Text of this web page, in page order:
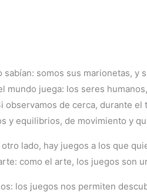
somos sus marionetas,
juega: los seres
de cerca, durante
y equilibrios, de movimiento y
lado, hay juegos a los que
como el arte, los juegos
los juegos nos permiten